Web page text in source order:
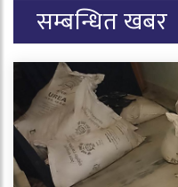
सम्बन्धित खबर